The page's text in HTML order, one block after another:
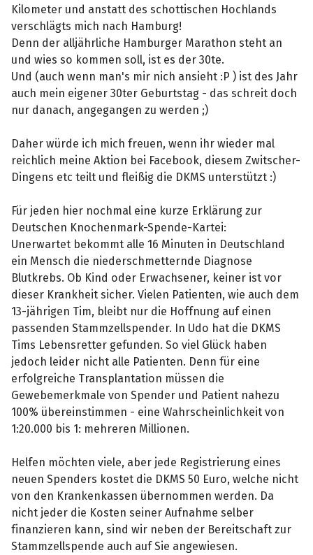
Kilometer und anstatt des schottischen Hochlands
verschlägts mich nach Hamburg!
Denn der alljährliche Hamburger Marathon steht an
und wies so kommen soll, ist es der 30te.
Und (auch wenn man's mir nich ansieht :P ) ist des Jahr
auch mein eigener 30ter Geburtstag - das schreit doch
nur danach, angegangen zu werden ;)
Daher würde ich mich freuen, wenn ihr wieder mal
reichlich meine Aktion bei Facebook, diesem Zwitscher-
Dingens etc teilt und fleißig die DKMS unterstützt :)
Für jeden hier nochmal eine kurze Erklärung zur
Deutschen Knochenmark-Spende-Kartei:
Unerwartet bekommt alle 16 Minuten in Deutschland
ein Mensch die niederschmetternde Diagnose
Blutkrebs. Ob Kind oder Erwachsener, keiner ist vor
dieser Krankheit sicher. Vielen Patienten, wie auch dem
13-jährigen Tim, bleibt nur die Hoffnung auf einen
passenden Stammzellspender. In Udo hat die DKMS
Tims Lebensretter gefunden. So viel Glück haben
jedoch leider nicht alle Patienten. Denn für eine
erfolgreiche Transplantation müssen die
Gewebemerkmale von Spender und Patient nahezu
100% übereinstimmen - eine Wahrscheinlichkeit von
1:20.000 bis 1: mehreren Millionen.
Helfen möchten viele, aber jede Registrierung eines
neuen Spenders kostet die DKMS 50 Euro, welche nicht
von den Krankenkassen übernommen werden. Da
nicht jeder die Kosten seiner Aufnahme selber
finanzieren kann, sind wir neben der Bereitschaft zur
Stammzellspende auch auf Sie angewiesen.